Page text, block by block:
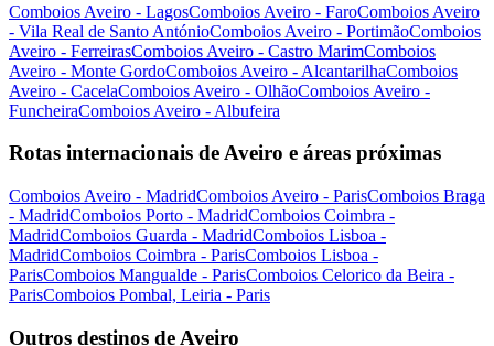
Comboios Aveiro - LagosComboios Aveiro - FaroComboios Aveiro
- Vila Real de Santo AntónioComboios Aveiro - PortimãoComboios
Aveiro - FerreirasComboios Aveiro - Castro MarimComboios
Aveiro - Monte GordoComboios Aveiro - AlcantarilhaComboios
Aveiro - CacelaComboios Aveiro - OlhãoComboios Aveiro -
FuncheiraComboios Aveiro - Albufeira
Rotas internacionais de Aveiro e áreas próximas
Comboios Aveiro - MadridComboios Aveiro - ParisComboios Braga
- MadridComboios Porto - MadridComboios Coimbra -
MadridComboios Guarda - MadridComboios Lisboa -
MadridComboios Coimbra - ParisComboios Lisboa -
ParisComboios Mangualde - ParisComboios Celorico da Beira -
ParisComboios Pombal, Leiria - Paris
Outros destinos de Aveiro